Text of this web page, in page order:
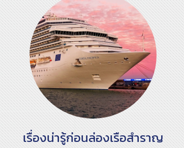
เรื่องน่ารู้ก่อนล่องเรือสำราญ